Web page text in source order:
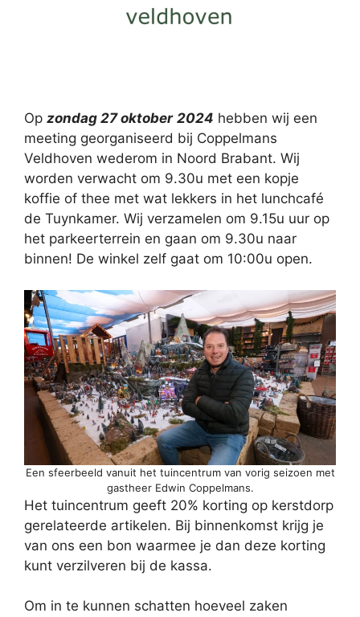
Op zondag 27 oktober 2024 hebben wij een
meeting georganiseerd bij Coppelmans
Veldhoven wederom in Noord Brabant. Wij
worden verwacht om 9.30u met een kopje
koffie of thee met wat lekkers in het lunchcafé
de Tuynkamer. Wij verzamelen om 9.15u uur op
het parkeerterrein en gaan om 9.30u naar
binnen! De winkel zelf gaat om 10:00u open.
Een sfeerbeeld vanuit het tuincentrum van vorig seizoen met
gastheer Edwin Coppelmans.
Het tuincentrum geeft 20% korting op kerstdorp
gerelateerde artikelen. Bij binnenkomst krijg je
van ons een bon waarmee je dan deze korting
kunt verzilveren bij de kassa.
Om in te kunnen schatten hoeveel zaken